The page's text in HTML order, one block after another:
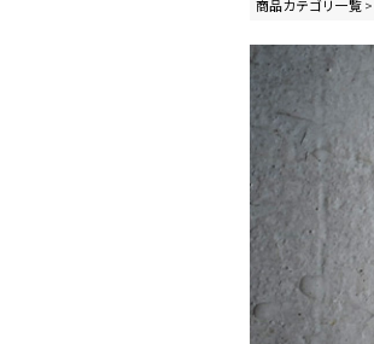
商品カテゴリ一覧>